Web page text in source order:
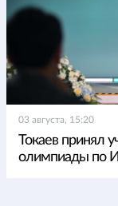
03 августа, 15:20
Токаев принял
олимпиады по